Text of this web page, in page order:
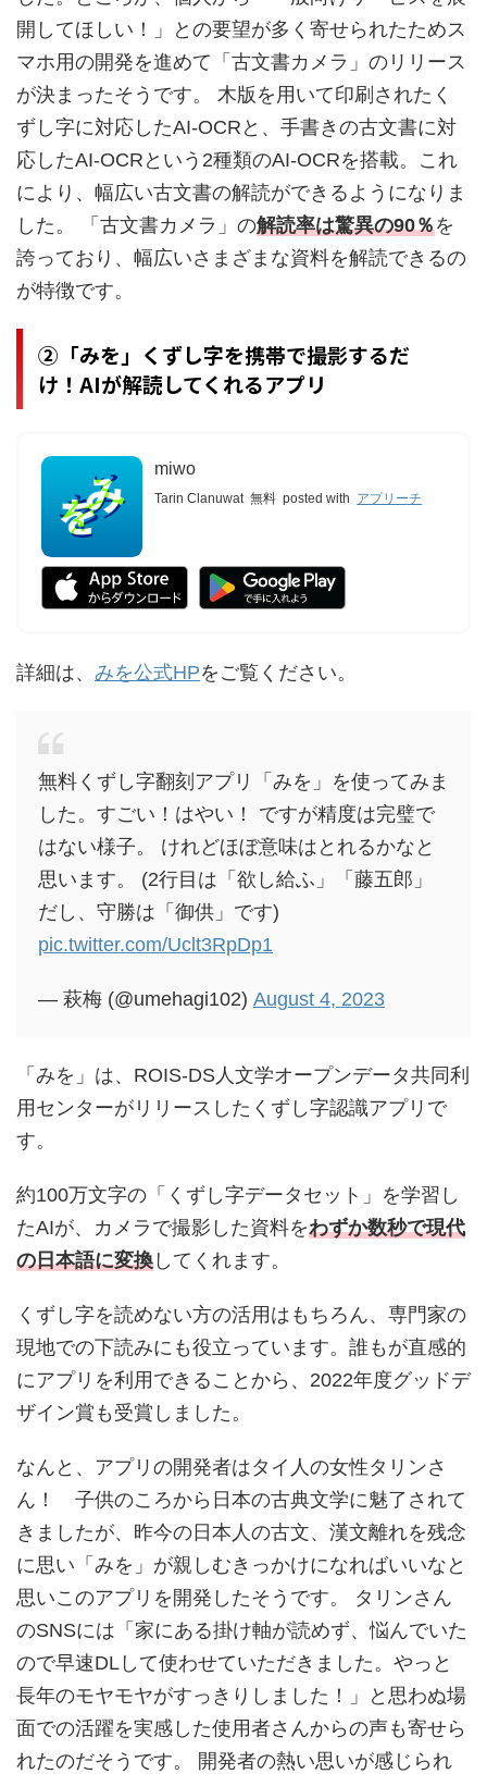
開してほしい！」との要望が多く寄せられたためス
マホ用の開発を進めて「古文書カメラ」のリリース
が決まったそうです。
木版を用いて印刷されたく
ずし字に対応したAI-OCRと、手書きの古文書に対
応したAI-OCRという2種類のAI-OCRを搭載。これ
により、 幅広い古文書の解読ができるようになりま
した。
「古文書カメラ」の解読率は驚異の90％を
誇っており、幅広いさまざまな資料を解読できるの
が特徴です。
②「みを」くずし字を携帯で撮影するだ
け！AIが解読してくれるアプリ
miwo
Tarin Clanuwat 無料 posted with アプリーチ
詳細は、 みを公式HPをご覧ください。
無料くずし字翻刻アプリ「みを」を使ってみま
した。すごい！はやい！ ですが精度は完璧で
はない様子。 けれどほぼ意味はとれるかなと
思います。 (2行目は「欲し給ふ」「藤五郎」
だし、守勝は「御供」です)
pic.twitter.com/Uclt3RpDp1
— 萩梅 (@umehagi102) August 4, 2023
「みを」は、ROIS-DS人文学オープンデータ共同利
用センターがリリースしたくずし字認識アプリで
す。
約100万文字の「くずし字データセット」を学習し
たAIが、カメラで撮影した資料をわずか数秒で現代
の日本語に変換 してくれます。
くずし字を読めない方の活用はもちろん、専門家の
現地での下読みにも役立っています。誰もが直感的
にアプリを利用できることから、2022年度グッドデ
ザイン賞も受賞しました。
なんと、アプリの開発者はタイ人の女性タリンさ
ん！ 子供のころから日本の古典文学に魅了されて
きましたが、昨今の日本人の古文、漢文離れを残念
に思い 「みを」が親しむきっかけになればいいなと
思いこのアプリを開発したそうです。
タリンさん
のSNSには「家にある掛け軸が読めず、悩んでいた
ので早速DLして使わせていただきました。やっと
長年のモヤモヤがすっきりしました！」と思わぬ場
面での活躍を実感した使用者さんからの声も寄せら
れたのだそうです。 開発者の熱い思いが感じられ